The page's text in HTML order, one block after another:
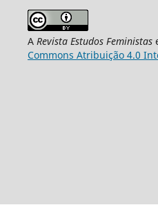
A Revista Estudos Feministas
Commons Atribuição 4.0